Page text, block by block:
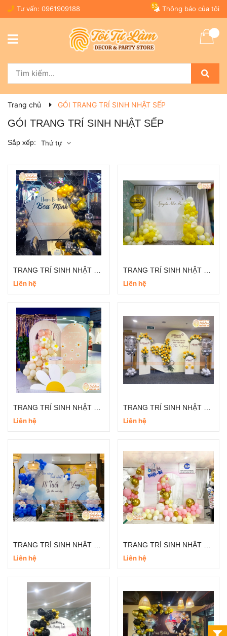
Tư vấn: 0961909188 Thông báo của tôi
53
Trang chủ GÓI TRANG TRÍ SINH NHẬT SẾP
GÓI TRANG TRÍ SINH NHẬT SẾP
Sắp xếp: Thứ tự
Liên hệ
Liên hệ
Liên hệ
Liên hệ
Liên hệ
Liên hệ